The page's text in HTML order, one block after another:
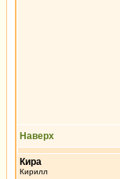
Наверх
Кира
Кирилл